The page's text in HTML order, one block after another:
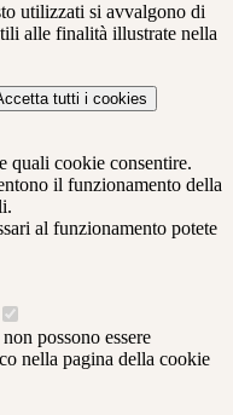
utilizzati si avvalgono di
alle finalità illustrate nella
tutti i cookies
quali cookie consentire.
il funzionamento della
al funzionamento potete
possono essere
nella pagina della cookie